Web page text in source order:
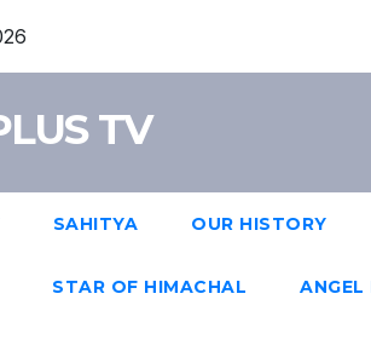
TV
SAHITYA OUR HISTORY
STAR OF HIMACHAL ANGEL